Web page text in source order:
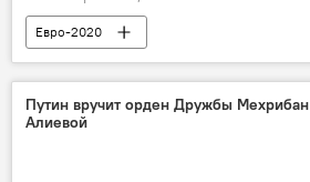
Евро-2020
Путин вручит орден Дружбы Мехрибан
Алиевой